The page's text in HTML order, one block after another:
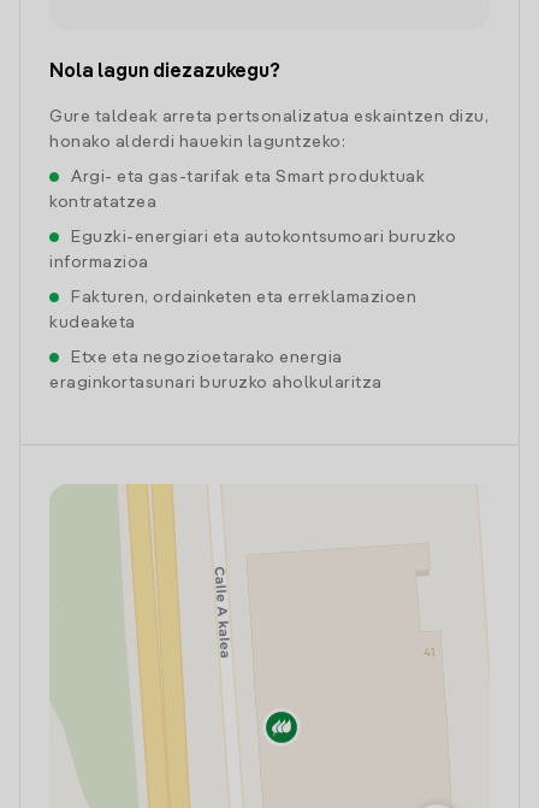
Nola lagun diezazukegu?
Gure taldeak arreta pertsonalizatua eskaintzen dizu,
honako alderdi hauekin laguntzeko:
Argi- eta gas-tarifak eta Smart produktuak
kontratatzea
Eguzki-energiari eta autokontsumoari buruzko
informazioa
Fakturen, ordainketen eta erreklamazioen
kudeaketa
Etxe eta negozioetarako energia
eraginkortasunari buruzko aholkularitza